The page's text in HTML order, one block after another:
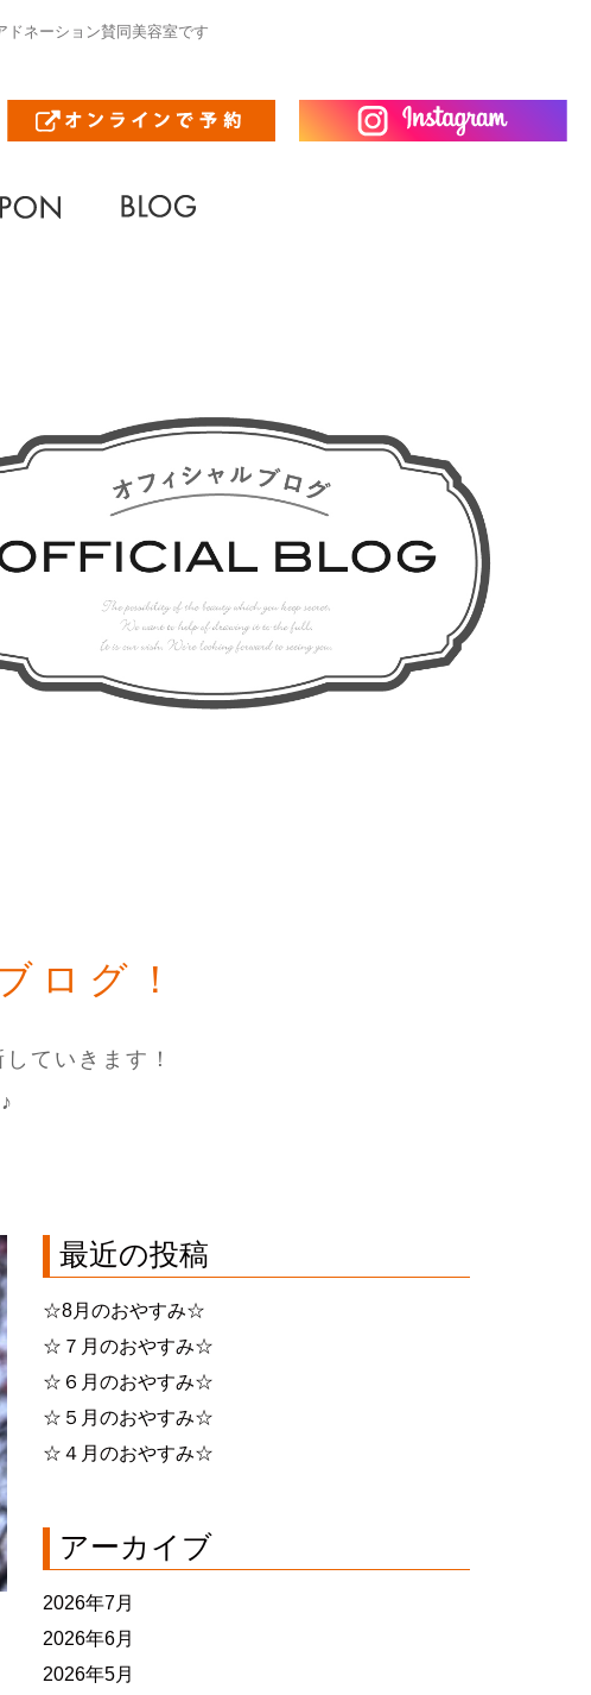
ネーション賛同美容室です
ログ！
ていきます！
最近の投稿
☆8月のおやすみ☆
☆７月のおやすみ☆
☆６月のおやすみ☆
☆５月のおやすみ☆
☆４月のおやすみ☆
アーカイブ
2026年7月
2026年6月
2026年5月